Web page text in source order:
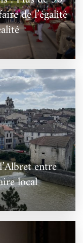
de l’égalité
entre
local